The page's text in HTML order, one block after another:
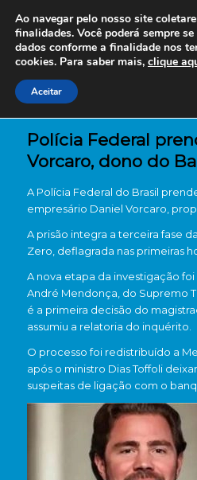
Polícia Federal
Vorcaro, dono do
A Polícia Federal do Brasil
empresário Daniel Vorcaro ,
A prisão integra a terceira fase da
Zero , deflagrada nas primeiras
A nova etapa da investigação
André Mendonça , do Supremo
é a primeira decisão do
assumiu a relatoria do inquérito.
O processo foi redistribuído a
após o ministro Dias Toffoli
suspeitas de ligação com o
Ao navegar pelo nosso site
finalidades. Você poderá sempre
dados conforme a finalidade nos
cookies. Para saber mais, clique
Aceitar